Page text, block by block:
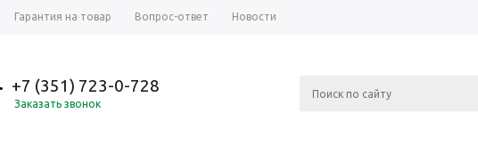
Гарантия на товар Вопрос-ответ Новости
+7 (351) 723-0-728
Заказать звонок